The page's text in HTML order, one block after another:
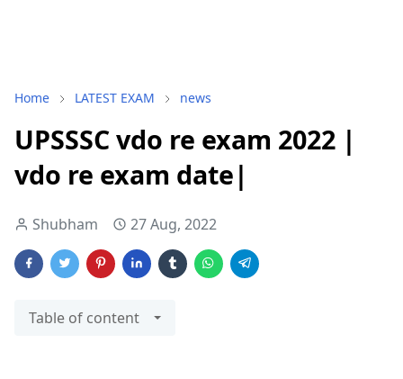
Home LATEST EXAM news
UPSSSC vdo re exam 2022 |
vdo re exam date|
Shubham 27 Aug, 2022
Table of content